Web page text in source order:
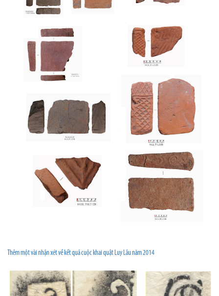
Thêm một vài nhận xét về kết quả cuộc khai quật Luy Lâu năm 2014